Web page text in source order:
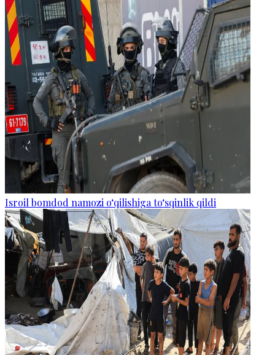
Isroil bomdod namozi o‘qilishiga to‘sqinlik qildi